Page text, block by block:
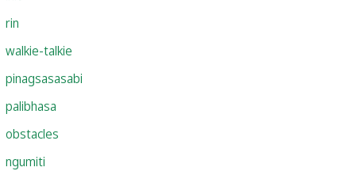
rin
walkie-talkie
pinagsasasabi
palibhasa
obstacles
ngumiti